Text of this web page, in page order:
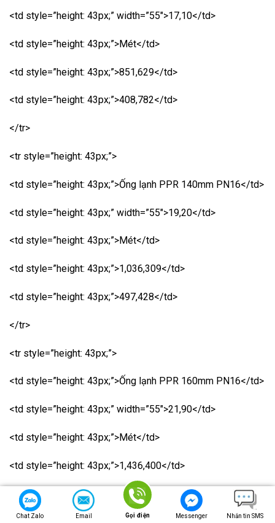
<td style=”height: 43px;” width=”55″>17,10</td>
<td style=”height: 43px;”>Mét</td>
<td style=”height: 43px;”>851,629</td>
<td style=”height: 43px;”>408,782</td>
</tr>
<tr style=”height: 43px;”>
<td style=”height: 43px;”>Ống lạnh PPR 140mm PN16</td>
<td style=”height: 43px;” width=”55″>19,20</td>
<td style=”height: 43px;”>Mét</td>
<td style=”height: 43px;”>1,036,309</td>
<td style=”height: 43px;”>497,428</td>
</tr>
<tr style=”height: 43px;”>
<td style=”height: 43px;”>Ống lạnh PPR 160mm PN16</td>
<td style=”height: 43px;” width=”55″>21,90</td>
<td style=”height: 43px;”>Mét</td>
<td style=”height: 43px;”>1,436,400</td>
<td style=”height: 43px;”>689,472</td>
Chat Zalo Email Gọi điện Messenger Nhắn tin SMS